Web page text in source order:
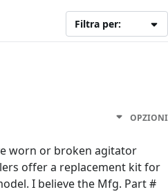
Filtra per:
OPZIONI
worn or broken agitator
offer a replacement kit for
I believe the Mfg. Part #